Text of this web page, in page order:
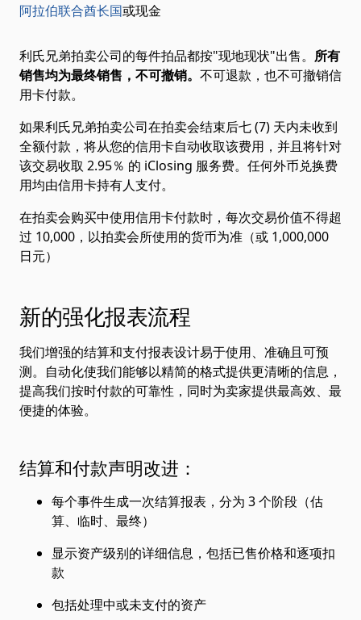
阿拉伯联合酋长国或现金
利氏兄弟拍卖公司的每件拍品都按"现地现状"出售。 所有
销售均为最终销售，不可撤销。 不可退款，也不可撤销信
用卡付款。
如果利氏兄弟拍卖公司在拍卖会结束后七 (7) 天内未收到
全额付款，将从您的信用卡自动收取该费用，并且将针对
该交易收取 2.95％ 的 iClosing 服务费。任何外币兑换费
用均由信用卡持有人支付。
在拍卖会购买中使用信用卡付款时，每次交易价值不得超
过 10,000，以拍卖会所使用的货币为准（或 1,000,000
日元）
新的强化报表流程
我们增强的结算和支付报表设计易于使用、准确且可预
测。自动化使我们能够以精简的格式提供更清晰的信息，
提高我们按时付款的可靠性，同时为卖家提供最高效、最
便捷的体验。
结算和付款声明改进：
每个事件生成一次结算报表，分为 3 个阶段（估
算、临时、最终）
显示资产级别的详细信息，包括已售价格和逐项扣
款
包括处理中或未支付的资产